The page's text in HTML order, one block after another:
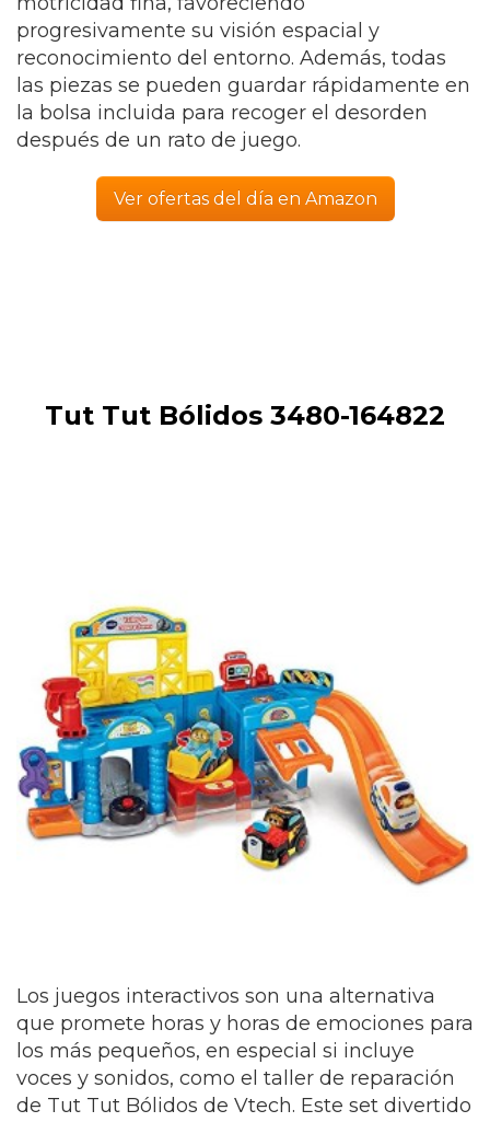
progresivamente su visión espacial y
reconocimiento del entorno. Además, todas
las piezas se pueden guardar rápidamente en
la bolsa incluida para recoger el desorden
después de un rato de juego.
Ver ofertas del día en Amazon
Tut Tut Bólidos 3480-164822
Los juegos interactivos son una alternativa
que promete horas y horas de emociones para
los más pequeños, en especial si incluye
voces y sonidos, como el taller de reparación
de Tut Tut Bólidos de Vtech. Este set divertido